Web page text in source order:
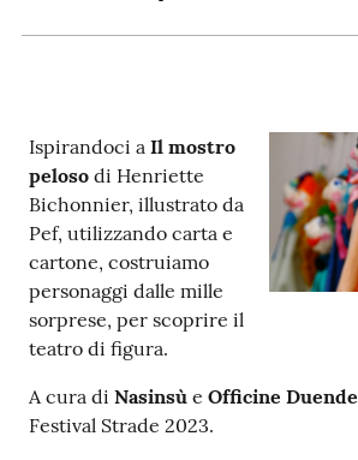
Casa
Piani
Archivio
storico
Decentrate
Ispirandoci a Il mostro
peloso di Henriette
Bichonnier, illustrato da
Pef, utilizzando carta e
cartone, costruiamo
personaggi dalle mille
sorprese, per scoprire il
teatro di figura.
A cura di Nasinsù e Officine Duende
Festival Strade 2023.